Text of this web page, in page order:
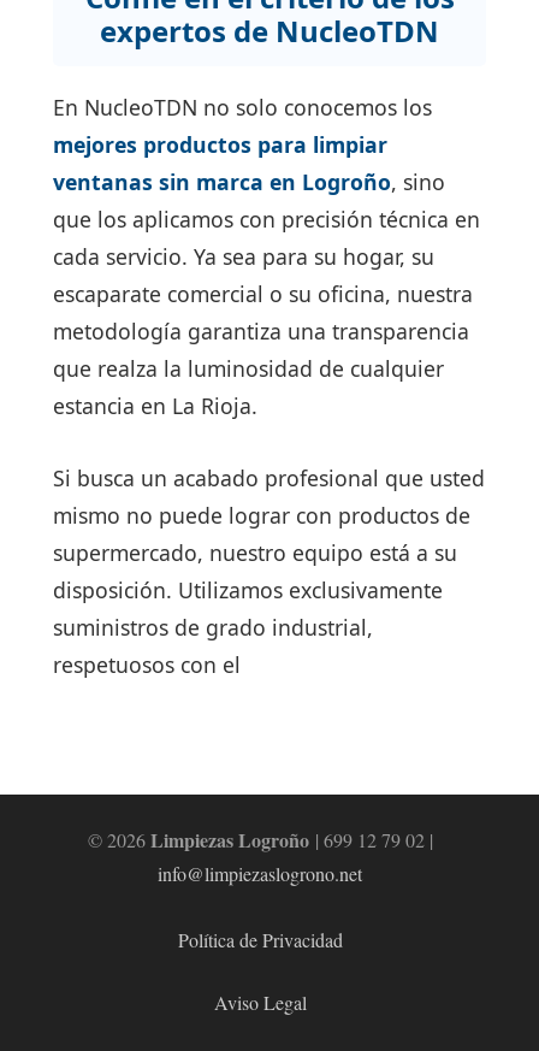
expertos de NucleoTDN
En NucleoTDN no solo conocemos los
mejores productos para limpiar
ventanas sin marca en Logroño, sino
que los aplicamos con precisión técnica en
cada servicio. Ya sea para su hogar, su
escaparate comercial o su oficina, nuestra
metodología garantiza una transparencia
que realza la luminosidad de cualquier
estancia en La Rioja.
Si busca un acabado profesional que usted
mismo no puede lograr con productos de
supermercado, nuestro equipo está a su
disposición. Utilizamos exclusivamente
suministros de grado industrial,
respetuosos con el
© 2026Limpiezas Logroño| 699 12 79 02 |
info@limpiezaslogrono.net
Política de Privacidad
Aviso Legal